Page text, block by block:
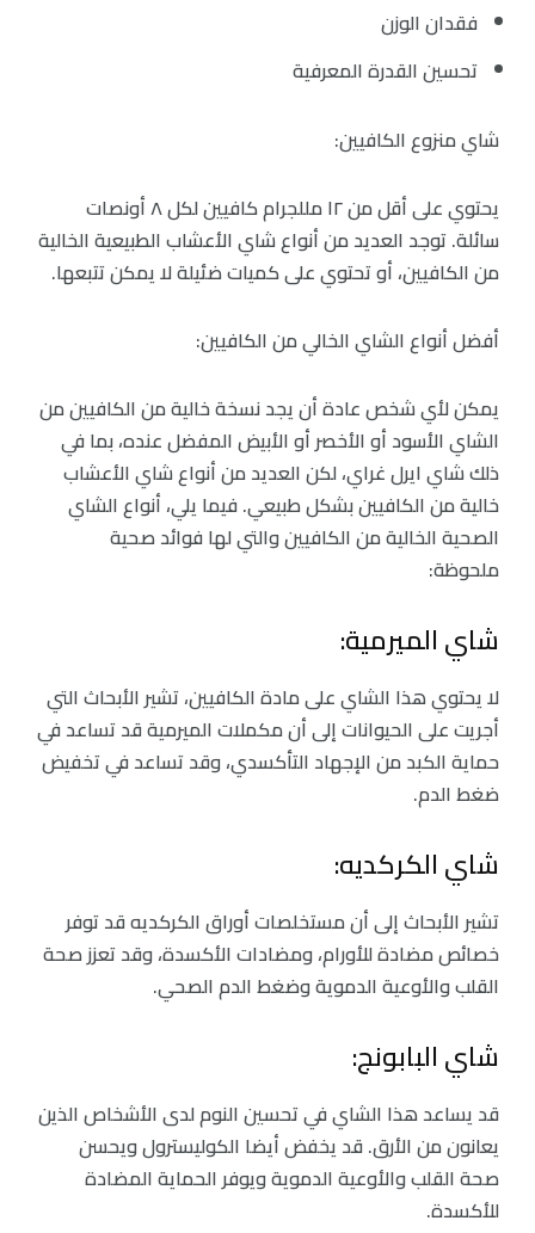
فقدان الوزن
تحسين القدرة المعرفية
شاي منزوع الكافيين:
يحتوي على أقل من ١٢ مللجرام كافيين لكل ٨ أونصات
سائلة. توجد العديد من أنواع شاي الأعشاب الطبيعية الخالية
من الكافيين، أو تحتوي على كميات ضئيلة لا يمكن تتبعها.
أفضل أنواع الشاي الخالي من الكافيين:
يمكن لأي شخص عادة أن يجد نسخة خالية من الكافيين من
الشاي الأسود أو الأخصر أو الأبيض المفضل عنده، بما في
ذلك شاي ايرل غراي، لكن العديد من أنواع شاي الأعشاب
خالية من الكافيين بشكل طبيعي. فيما يلي، أنواع الشاي
الصحية الخالية من الكافيين والتي لها فوائد صحية
ملحوظة:
شاي الميرمية:
لا يحتوي هذا الشاي على مادة الكافيين، تشير الأبحاث التي
أجريت على الحيوانات إلى أن مكملات الميرمية قد تساعد في
حماية الكبد من الإجهاد التأكسدي، وقد تساعد في تخفيض
ضغط الدم.
شاي الكركديه:
تشير الأبحاث إلى أن مستخلصات أوراق الكركديه قد توفر
خصائص مضادة للأورام، ومضادات الأكسدة، وقد تعزز صحة
القلب والأوعية الدموية وضغط الدم الصحي.
شاي البابونج:
قد يساعد هذا الشاي في تحسين النوم لدى الأشخاص الذين
يعانون من الأرق. قد يخفض أيضا الكوليسترول ويحسن
صحة القلب والأوعية الدموية ويوفر الحماية المضادة
للأكسدة.